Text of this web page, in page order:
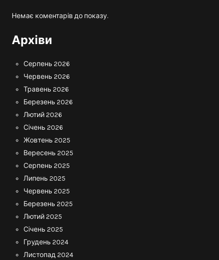
Немає коментарів до показу.
Архіви
Серпень 2026
Червень 2026
Травень 2026
Березень 2026
Лютий 2026
Січень 2026
Жовтень 2025
Вересень 2025
Серпень 2025
Липень 2025
Червень 2025
Березень 2025
Лютий 2025
Січень 2025
Грудень 2024
Листопад 2024